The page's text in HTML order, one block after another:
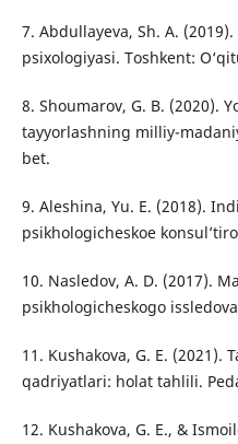
7. Abdullayeva, Sh. A.
psixologiyasi. Toshkent:
8. Shoumarov, G. B. (2020).
tayyorlashning milliy-
bet.
9. Aleshina, Yu. E. (2018).
psikhologicheskoe
10. Nasledov, A. D. (2017).
psikhologicheskogo
11. Kushakova, G. E. (2021).
qadriyatlari: holat tahlili.
12. Kushakova, G. E., &